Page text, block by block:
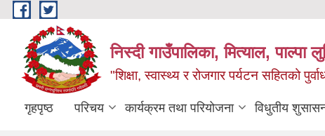
Skip to main content
निस्दी गाउँपालिका, मित्याल, पाल्पा
"शिक्षा, स्वास्थ्य र रोजगार पर्यटन सहितको
गृहपृष्ठ परिचय कार्यक्रम तथा परियोजना विधुतीय